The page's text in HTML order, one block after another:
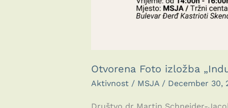
Otvorena Foto izložba
Aktivnost/ MSJA / December 30,